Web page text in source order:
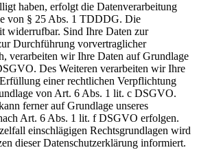
haben, erfolgt die Datenverarbeitung
von § 25 Abs. 1 TDDDG. Die
widerrufbar. Sind Ihre Daten zur
Durchführung vorvertraglicher
verarbeiten wir Ihre Daten auf Grundlage
Des Weiteren verarbeiten wir Ihre
einer rechtlichen Verpflichtung
von Art. 6 Abs. 1 lit. c DSGVO.
ferner auf Grundlage unseres
Art. 6 Abs. 1 lit. f DSGVO erfolgen.
einschlägigen Rechtsgrundlagen wird
dieser Datenschutzerklärung informiert.